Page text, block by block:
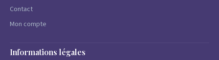
Contact
Mon compte
Informations légales